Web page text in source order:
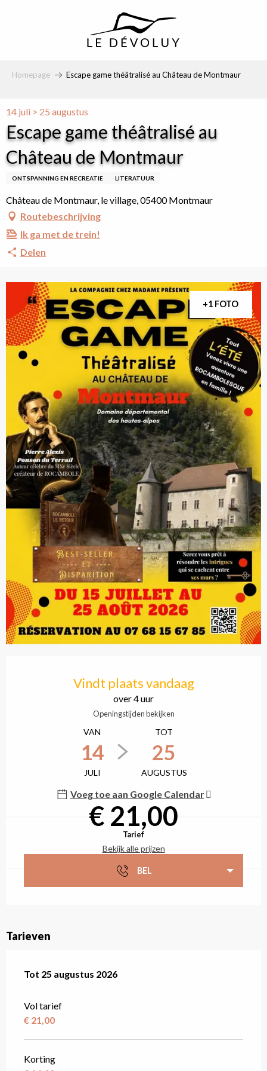
Homepage Escape game théâtralisé au Château de Montmaur
14 juli > 25 augustus
Escape game théâtralisé au
Château de Montmaur
ONTSPANNING EN RECREATIE LITERATUUR
Château de Montmaur, le village, 05400 Montmaur
Routebeschrijving
Ik ga met de trein!
Delen
+1 FOTO
Openingstijden en
Vindt plaats vandaag
over 4 uur
Openingstijden bekijken
VAN
14
JULI
TOT
25
AUGUSTUS
Voeg toe aan Google Calendar
€ 21,00
Tarief
Bekijk alle prijzen
BEL
Tarieven
Van 14 juli 2026tot25 augustus 2026
Tot 25 augustus 2026
Vol tarief
€ 21,00
Korting